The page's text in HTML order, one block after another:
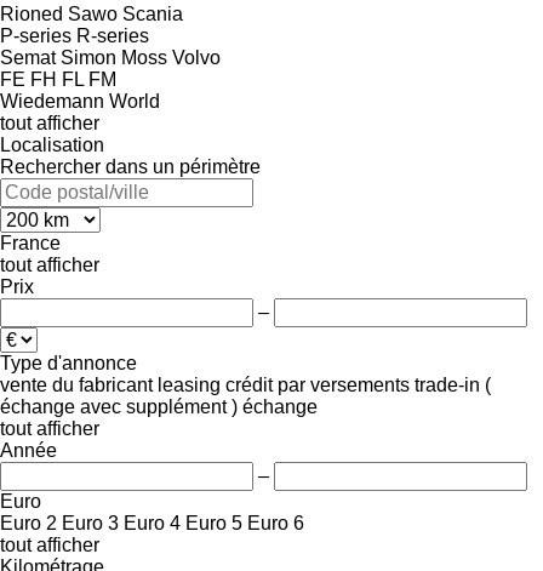
Rioned Sawo Scania
P-series R-series
Semat Simon Moss Volvo
FE FH FL FM
Wiedemann World
tout afficher
Localisation
Rechercher dans un périmètre
France
tout afficher
Prix
–
Type d'annonce
vente du fabricant leasing crédit par versements trade-in (
échange avec supplément ) échange
tout afficher
Année
–
Euro
Euro 2 Euro 3 Euro 4 Euro 5 Euro 6
tout afficher
Kilométrage